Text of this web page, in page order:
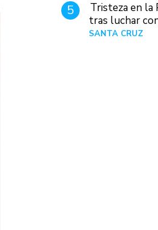
5
Tristeza en la
tras luchar
SANTA CRUZ